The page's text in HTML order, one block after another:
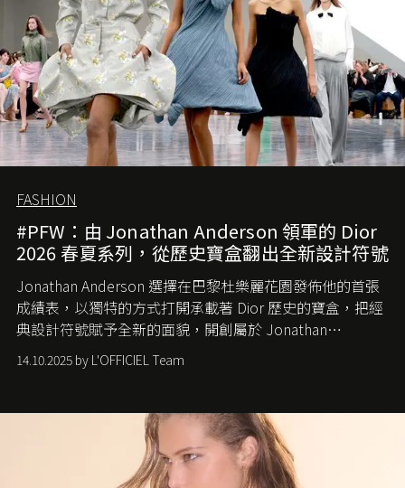
FASHION
#PFW：由 Jonathan Anderson 領軍的 Dior
2026 春夏系列，從歷史寶盒翻出全新設計符號
Jonathan Anderson 選擇在巴黎杜樂麗花園發佈他的首張
成績表，以獨特的方式打開承載著 Dior 歷史的寶盒，把經
典設計符號賦予全新的面貌，開創屬於 Jonathan
Anderson 的 Dior 時代。
14.10.2025 by L'OFFICIEL Team